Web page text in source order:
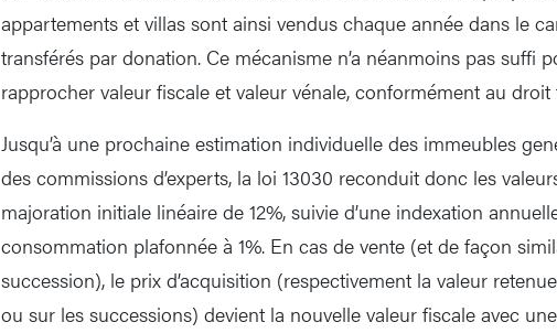
appartements et villas sont ainsi vendus chaque année dans le
transférés par donation. Ce mécanisme n’a néanmoins pas suffi
rapprocher valeur fiscale et valeur vénale, conformément au droit
Jusqu’à une prochaine estimation individuelle des immeubles
des commissions d’experts, la loi 13030 reconduit donc les
majoration initiale linéaire de 12%, suivie d’une indexation
consommation plafonnée à 1%. En cas de vente (et de façon
succession), le prix d’acquisition (respectivement la valeur
ou sur les successions) devient la nouvelle valeur fiscale avec